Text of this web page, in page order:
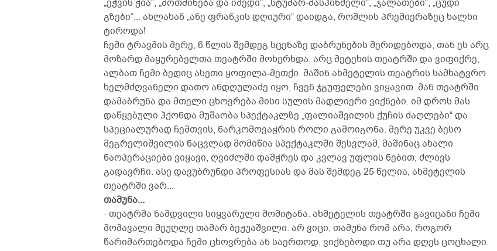
„ეჭვის ჭია“, „მოთმინება და იმედი“, „სტუმარ-მასპინძელი“, „ჯალათები“, „ცუდი
გზები“... ახლახან „ანე ფრანკის დღიური“ დაიდგა, რომლის პრემიერაზეც ხალხი
ტიროდა!
ჩემი ტრავმის მერე, 6 წლის შემდეგ სცენაზე დაბრუნების მერიდებოდა, თან ეს არც
მოზარდ მაყურებელთა თეატრში მოხერხდა, არც მეტეხის თეატრში და ვიფიქრე,
ალბათ ჩემი ბედიც ასეთი ყოფილა-მეთქი. მაშინ ახმეტელის თეატრის სამხატვრო
ხელმძღვანელი დათო ანდღულაძე იყო, ჩვენ ჯგუფელები ვიყავით. მან თეატრში
დამაბრუნა და მთელი ცხოვრება მისი სულის მადლიერი ვიქნები. იმ დროს მას
დაწყებული ჰქონდა მუშაობა სპექტაკლზე „ფალიაშვილის ქუჩის ძაღლები“ და
სპეციალურად ჩემთვის, ნარკომოვაჭრის როლი გამოიგონა. მერე უკვე ბესო
მეგრელიშვილის ნაცვლად მომიწია სპექტაკლში შესვლამ, მაშინაც ახალი
ნაოპერაციები ვიყავი, ღვიძლში დამჭრეს და კვლავ უფლის ნებით, ძლივს
გადავრჩი. ასე დავუბრუნდი პროფესიას და მას შემდეგ 25 წელია, ახმეტელის
თეატრში ვარ...
თამუნა...
- თეატრმა ნამდვილი სიყვარული მომიტანა. ახმეტელის თეატრში გავიცანი ჩემი
მომავალი მეუღლე თამარ ბეჟუაშვილი. არ ვიცი, თამუნა რომ არა, როგორ
წარიმართებოდა ჩემი ცხოვრება ან საერთოდ, ვიქნებოდი თუ არა დღეს ცოცხალი.